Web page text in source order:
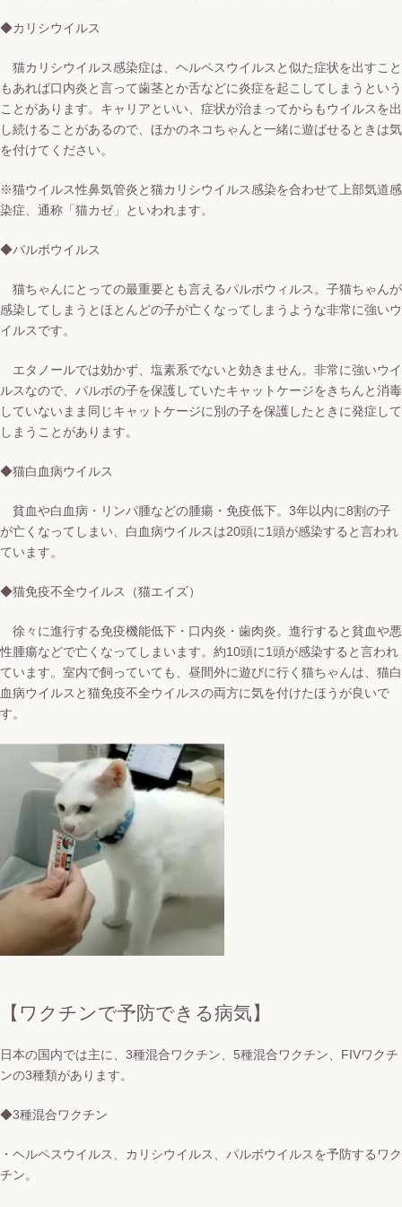
◆カリシウイルス
猫カリシウイルス感染症は、ヘルペスウイルスと似た症状を出すこと
もあれば口内炎と言って歯茎とか舌などに炎症を起こしてしまうという
ことがあります。 キャリアといい、症状が治まってからもウイルスを出
し続けることがあるので、ほかのネコちゃんと一緒に遊ばせるときは気
を付けてください。
※猫ウイルス性鼻気管炎と猫カリシウイルス感染を合わせて上部気道感
染症、通称「猫カゼ」といわれます。
◆パルボウイルス
猫ちゃんにとっての最重要とも言えるパルボウィルス。 子猫ちゃんが
感染してしまうとほとんどの子が亡くなってしまうような非常に強いウ
イルスです。
エタノールでは効かず、塩素系でないと効きません。 非常に強いウイ
ルスなので、パルボの子を保護していたキャットケージをきちんと消毒
していないまま同じキャットケージに別の子を保護したときに発症して
しまうことがあります。
◆猫白血病ウイルス
貧血や白血病・リンパ腫などの腫瘍・免疫低下。 3年以内に8割の子
が亡くなってしまい、白血病ウイルスは20頭に1頭が感染すると言われ
ています。
◆猫免疫不全ウイルス（猫エイズ）
徐々に進行する免疫機能低下・口内炎・歯肉炎。進行すると貧血や悪
性腫瘍などで亡くなってしまいます。 約10頭に1頭が感染すると言われ
ています。 室内で飼っていても、昼間外に遊びに行く猫ちゃんは、猫白
血病ウイルスと猫免疫不全ウイルスの両方に気を付けたほうが良いで
す。
【ワクチンで予防できる病気】
日本の国内では主に、3種混合ワクチン、5種混合ワクチン、FIVワクチ
ンの3種類があります。
◆3種混合ワクチン
・ヘルペスウイルス、カリシウイルス、パルボウイルスを予防するワク
チン。